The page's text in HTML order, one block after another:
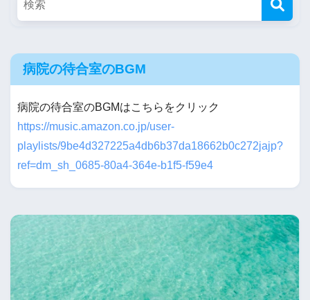
病院の待合室のBGM
病院の待合室のBGMはこちらをクリック
https://music.amazon.co.jp/user-
playlists/9be4d327225a4db6b37da18662b0c272jajp?
ref=dm_sh_0685-80a4-364e-b1f5-f59e4